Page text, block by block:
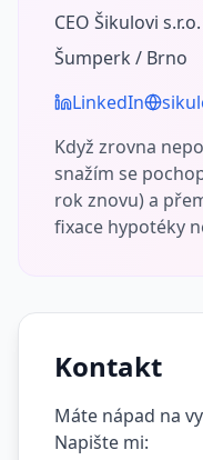
CEO Šikulovi
Šumperk / Brno
LinkedIn
Když zrovna
snažím se
rok znovu) a
fixace hypotéky
Kontakt
Máte nápad na
Napište mi: